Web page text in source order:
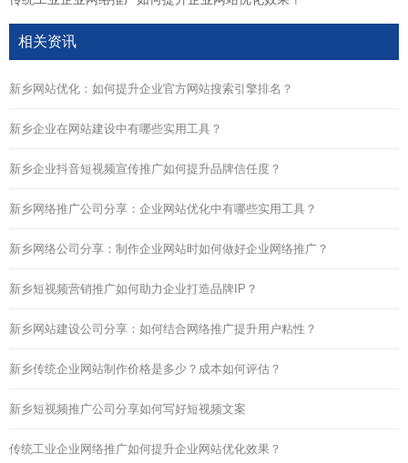
相关资讯
新乡网站优化：如何提升企业官方网站搜索引擎排名？
新乡企业在网站建设中有哪些实用工具？
新乡企业抖音短视频宣传推广如何提升品牌信任度？
新乡网络推广公司分享：企业网站优化中有哪些实用工具？
新乡网络公司分享：制作企业网站时如何做好企业网络推广？
新乡短视频营销推广如何助力企业打造品牌IP？
新乡网站建设公司分享：如何结合网络推广提升用户粘性？
新乡传统企业网站制作价格是多少？成本如何评估？
新乡短视频推广公司分享如何写好短视频文案
传统工业企业网络推广如何提升企业网站优化效果？